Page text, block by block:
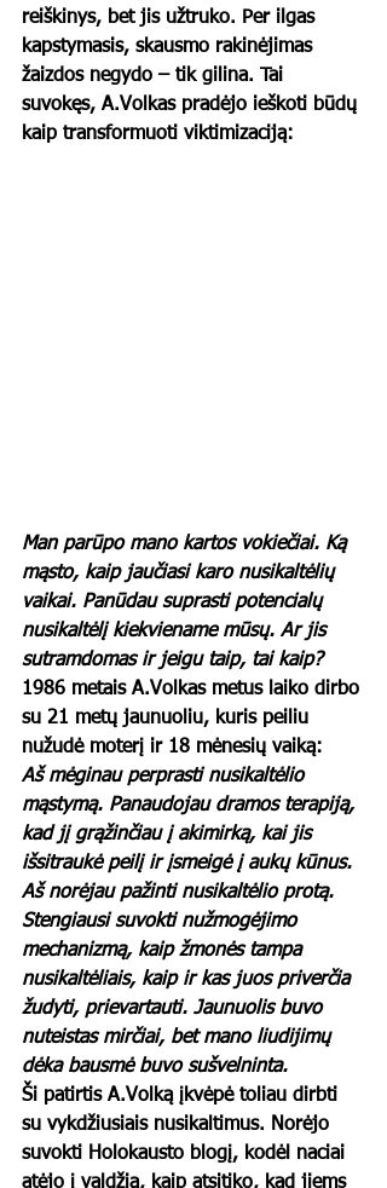
reiškinys, bet jis užtruko. Per ilgas
kapstymasis, skausmo rakinėjimas
žaizdos negydo – tik gilina. Tai
suvokęs, A.Volkas pradėjo ieškoti būdų
kaip transformuoti viktimizaciją:
Man parūpo mano kartos vokiečiai. Ką
mąsto, kaip jaučiasi karo nusikaltėlių
vaikai. Panūdau suprasti potencialų
nusikaltėlį kiekviename mūsų. Ar jis
sutramdomas ir jeigu taip, tai kaip?
1986 metais A.Volkas metus laiko dirbo
su 21 metų jaunuoliu, kuris peiliu
nužudė moterį ir 18 mėnesių vaiką:
Aš mėginau perprasti nusikaltėlio
mąstymą. Panaudojau dramos terapiją,
kad jį grąžinčiau į akimirką, kai jis
išsitraukė peilį ir įsmeigė į aukų kūnus.
Aš norėjau pažinti nusikaltėlio protą.
Stengiausi suvokti nužmogėjimo
mechanizmą, kaip žmonės tampa
nusikaltėliais, kaip ir kas juos priverčia
žudyti, prievartauti. Jaunuolis buvo
nuteistas mirčiai, bet mano liudijimų
dėka bausmė buvo sušvelninta.
Ši patirtis A.Volką įkvėpė toliau dirbti
su vykdžiusiais nusikaltimus. Norėjo
suvokti Holokausto blogį, kodėl naciai
atėjo į valdžią, kaip atsitiko, kad jiems